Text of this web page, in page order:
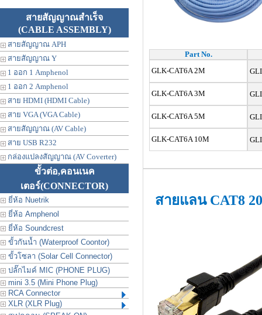
สายสัญญาณสำเร็จ
(CABLE ASSEMBLY)
สายสัญญาณ APH
สายสัญญาณ Y
1 ออก 1 Amphenol
1 ออก 2 Amphenol
สาย HDMI (HDMI Cable)
สาย VGA (VGA Cable)
สายสัญญาณ (AV Cable)
สาย USB R232
กล่องแปลงสัญญาณ (AV Coverter)
ขั้วต่อ,คอนเนค
เตอร์(CONNECTOR)
ยี่ห้อ Nuetrik
ยี่ห้อ Amphenol
ยี่ห้อ Soundcrest
ขั้วกันน้ำ (Waterproof Coontor)
ขั้วโซลา (Solar Cell Connector)
ปลั๊กไมค์ MIC (PHONE PLUG)
mini 3.5 (Mini Phone Plug)
RCA Connector
XLR (XLR Plug)
Part No.
GLK-CAT6A 2M
GLK-CAT6A 3M
GLK-CAT6A 5M
GLK-CAT6A 10M
สายแลน CAT8